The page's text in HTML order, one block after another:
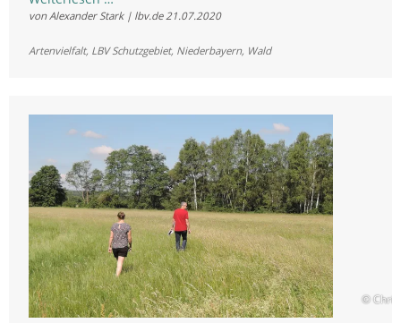
unterstützt
Wald
von Alexander Stark | lbv.de 21.07.2020
Artenvielfalt, LBV Schutzgebiet, Niederbayern, Wald
©